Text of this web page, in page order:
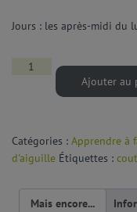
Jours : les après-midi du
Ajouter au
Catégories : Apprendre à
d'aiguille Étiquettes :
Mais encore...